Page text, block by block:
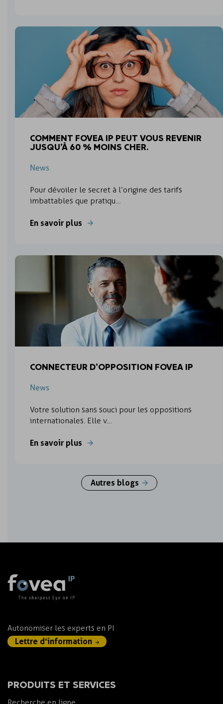
COMMENT FOVEA IP PEUT VOUS REVENIR
JUSQU’À 60 % MOINS CHER.
News
Pour dévoiler le secret à l’origine des tarifs
imbattables que pratiqu…
En savoir plus
CONNECTEUR D’OPPOSITION FOVEA IP
News
Votre solution sans souci pour les oppositions
internationales. Elle v…
En savoir plus
Autres blogs
Autonomiser les experts en PI
Lettre d’information
PRODUITS ET SERVICES